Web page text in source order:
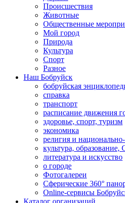
Происшествия
Животные
Общественные
Мой город
Природа
Культура
Спорт
Разное
Наш Бобруйск
бобруйская
справка
транспорт
расписание движения
здоровье, спорт, туризм
экономика
религия и
культура,
литература и искусство
о городе
Фотогалереи
Сферические 360°
Online-сервисы
Каталог организаций